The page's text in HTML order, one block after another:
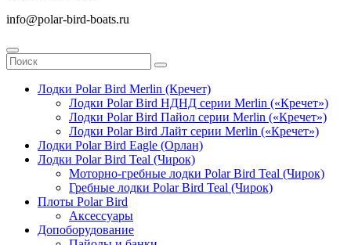
info@polar-bird-boats.ru
Лодки Polar Bird Merlin (Кречет)
Лодки Polar Bird НДНД серии Merlin («Кречет»)
Лодки Polar Bird Пайол серии Merlin («Кречет»)
Лодки Polar Bird Лайт серии Merlin («Кречет»)
Лодки Polar Bird Eagle (Орлан)
Лодки Polar Bird Teal (Чирок)
Моторно-гребные лодки Polar Bird Teal (Чирок)
Гребные лодки Polar Bird Teal (Чирок)
Плоты Polar Bird
Аксессуары
Допоборудование